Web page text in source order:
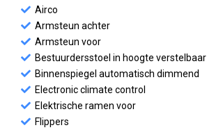
Airco
Armsteun achter
Armsteun voor
Bestuurdersstoel in hoogte verstelbaar
Binnenspiegel automatisch dimmend
Electronic climate control
Elektrische ramen voor
Flippers